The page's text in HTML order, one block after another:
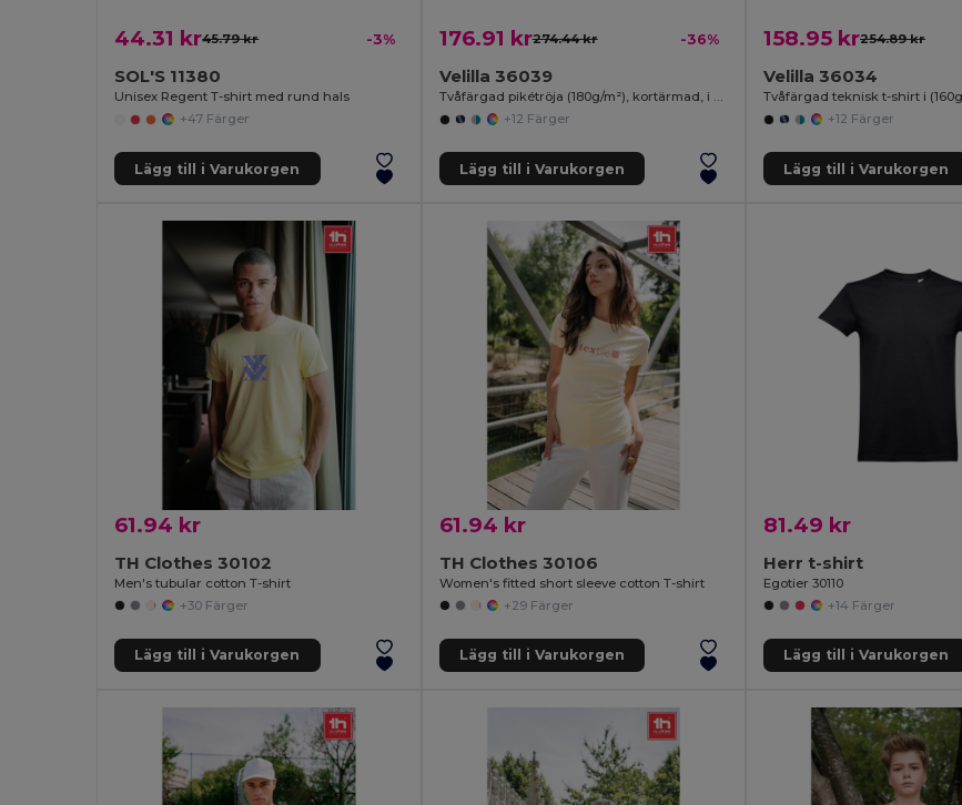
44.31 kr45.79 kr -3%
SOL'S 11380
Unisex Regent T-shirt med rund hals
+47 Färger
Lägg till i Varukorgen
176.91 kr274.44 kr -36%
Velilla 36039
Tvåfärgad pikétröja (180g/m²), kortärmad, i bomull (60%) och polyester (40%)
+12 Färger
Lägg till i Varukorgen
158.95 kr254.89 kr
Velilla 36034
+12 Färger
Lägg till i Varukorgen
61.94 kr
TH Clothes 30102
Men's tubular cotton T-shirt
+30 Färger
Lägg till i Varukorgen
61.94 kr
TH Clothes 30106
Women's fitted short sleeve cotton T-shirt
+29 Färger
Lägg till i Varukorgen
81.49 kr
Herr t-shirt
Egotier 30110
+14 Färger
Lägg till i Varukorgen